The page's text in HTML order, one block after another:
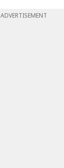
ADVERTISEMENT